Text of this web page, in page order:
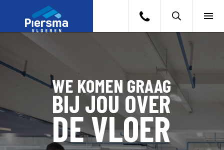
ZOEKEN
BRANCHES
PROJECTEN
OVER ONS
WE KOMEN GRAAG
BIJ JOU OVER
DE VLOER